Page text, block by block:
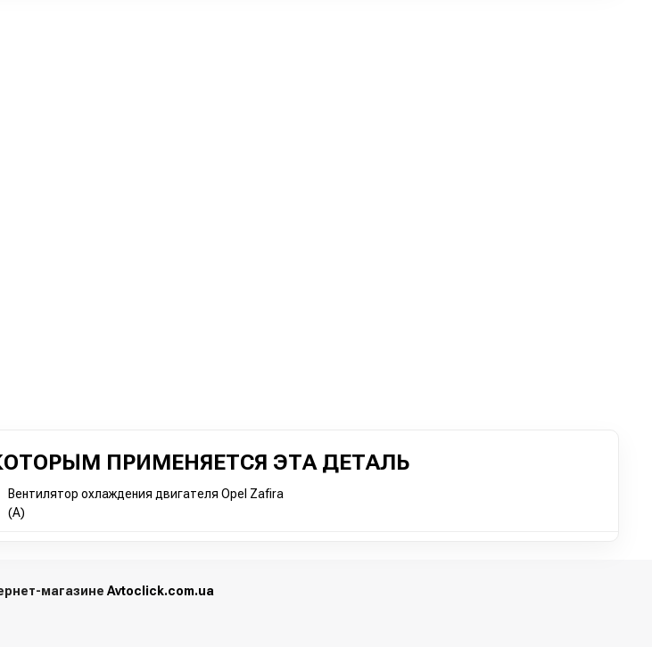
ПРИМЕНЯЕТСЯ ЭТА ДЕТАЛЬ
Вентилятор охлаждения двигателя Opel Zafira
(A)
магазине Avtoclick.com.ua